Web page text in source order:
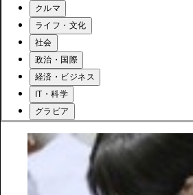
クルマ
ライフ・文化
社会
政治・国際
経済・ビジネス
IT・科学
グラビア